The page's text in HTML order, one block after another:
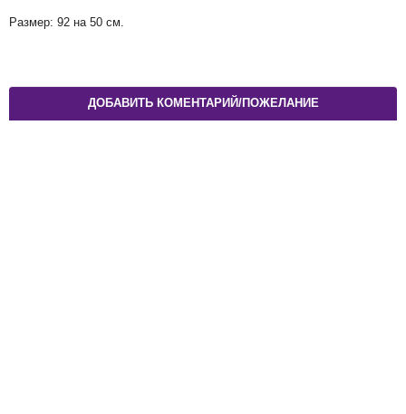
Размер: 92 на 50 см.
ДОБАВИТЬ КОМЕНТАРИЙ/ПОЖЕЛАНИЕ